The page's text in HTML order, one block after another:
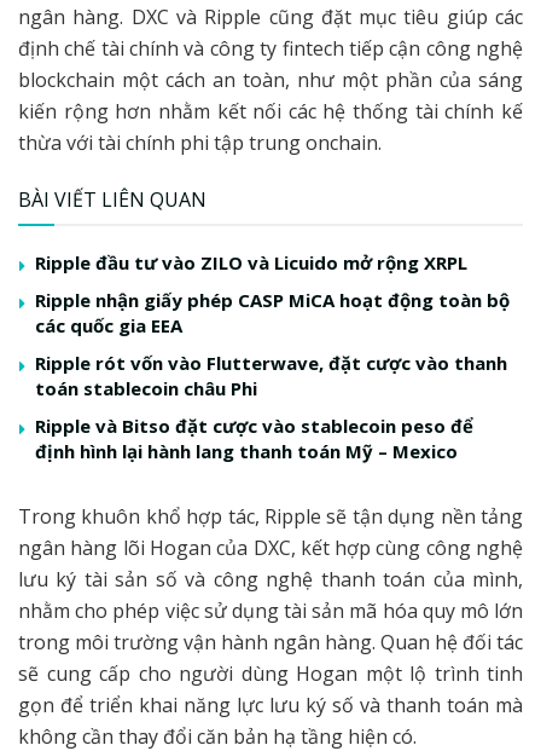
ngân hàng. DXC và Ripple cũng đặt mục tiêu giúp các
định chế tài chính và công ty fintech tiếp cận công nghệ
blockchain một cách an toàn, như một phần của sáng
kiến rộng hơn nhằm kết nối các hệ thống tài chính kế
thừa với tài chính phi tập trung onchain.
BÀI VIẾT LIÊN QUAN
Ripple đầu tư vào ZILO và Licuido mở rộng XRPL
Ripple nhận giấy phép CASP MiCA hoạt động toàn bộ
các quốc gia EEA
Ripple rót vốn vào Flutterwave, đặt cược vào thanh
toán stablecoin châu Phi
Ripple và Bitso đặt cược vào stablecoin peso để
định hình lại hành lang thanh toán Mỹ – Mexico
Trong khuôn khổ hợp tác, Ripple sẽ tận dụng nền tảng
ngân hàng lõi Hogan của DXC, kết hợp cùng công nghệ
lưu ký tài sản số và công nghệ thanh toán của mình,
nhằm cho phép việc sử dụng tài sản mã hóa quy mô lớn
trong môi trường vận hành ngân hàng. Quan hệ đối tác
sẽ cung cấp cho người dùng Hogan một lộ trình tinh
gọn để triển khai năng lực lưu ký số và thanh toán mà
không cần thay đổi căn bản hạ tầng hiện có.